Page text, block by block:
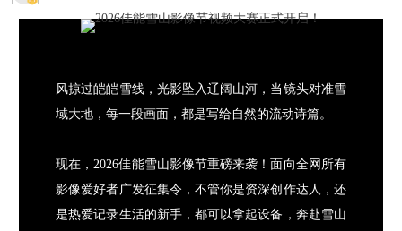
风掠过皑皑雪线，光影坠入辽阔山河，当镜头对准雪
域大地，每一段画面，都是写给自然的流动诗篇。
现在，2026佳能雪山影像节重磅来袭！面向全网所有
影像爱好者广发征集令，不管你是资深创作达人，还
是热爱记录生活的新手，都可以拿起设备，奔赴雪山